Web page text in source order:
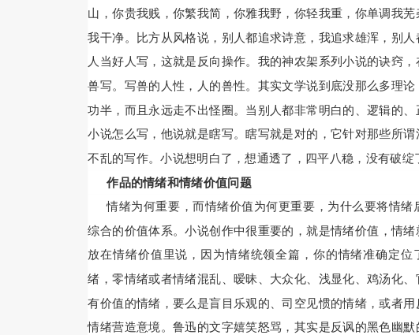
山，你贵我贱，你繁我简，你雅我野，你轻我重，你单调我
我干净。比方从风格说，别人都追求诗意，我追求雄浑，别
人当好人写，这就是反向操作。我的神农架系列小说的诀窍
兽写。写兽的人性，人的兽性。其实文学说到底没那么多理
功半，而且永远走不出怪圈。当别人都非常明白的、逻辑的
小说怎么写，他说就是瞎写。瞎写就是对的，它针对那些所
不乱的写作。小说想明白了，想通透了，四平八稳，没有破绽
作品的情绪和情绪价值问题
情绪为何重要，而情绪价值为何更重要，为什么要将情绪
综合的价值体系。小说创作中很重要的，就是情绪价值，情
放在情绪价值里说，因为情绪统领全篇，你的情绪准确定
绪，零情绪或者情绪混乱、暧昧、大众化、浅显化、鸡汤化
有价值的情绪，要么是盲目乐观的、司空见惯的情绪，或者
情绪营造意境。鲁迅的文字嬉笑怒骂，其实是反讽的黑色幽